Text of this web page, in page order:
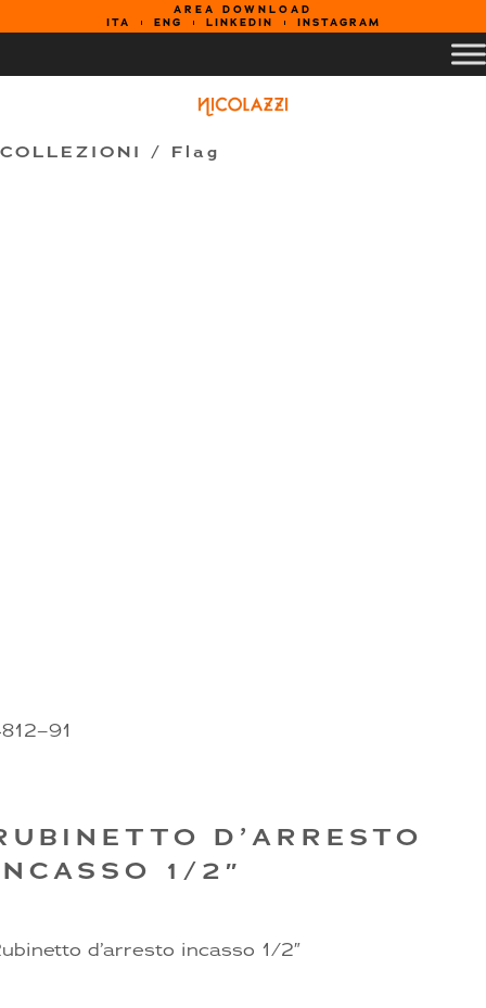
AREA DOWNLOAD
ITA
ENG LINKEDIN INSTAGRAM
COLLEZIONI / Flag
D’ARRESTO
1/2″
d’arresto incasso 1/2″